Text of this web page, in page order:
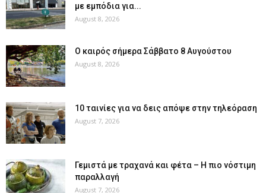
με εμπόδια για...
August 8, 2026
Ο καιρός σήμερα Σάββατο 8 Αυγούστου
August 8, 2026
10 ταινίες για να δεις απόψε στην τηλεόραση
August 7, 2026
Γεμιστά με τραχανά και φέτα – Η πιο νόστιμη
παραλλαγή
August 7, 2026